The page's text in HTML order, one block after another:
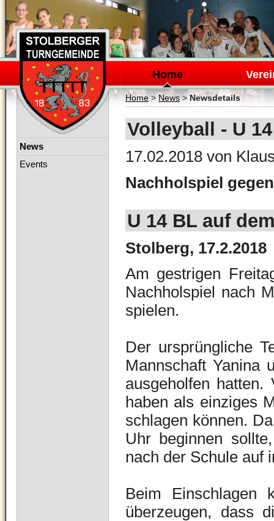
Navigation
überspringen
Home
Home> News>Newsdetails
Volleyball - U
17.02.2018 von
Nachholspiel
U 14 BL auf
Stolberg, 17.2.2018
Am gestrigen
Nachholspiel nach
spielen.
Der ursprüngliche
Mannschaft
ausgeholfen
haben als einziges
schlagen können.
Uhr beginnen
nach der Schule auf
Beim Einschlagen
überzeugen, dass
Navigation
News
Events